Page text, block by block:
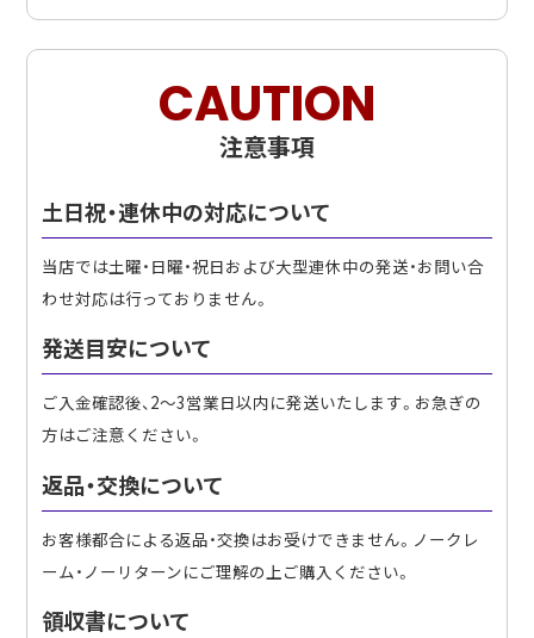
CAUTION
注意事項
土日祝・連休中の対応について
当店では土曜・日曜・祝日および大型連休中の発送・お問い合
わせ対応は行っておりません。
発送目安について
ご入金確認後、2〜3営業日以内に発送いたします。お急ぎの
方はご注意ください。
返品・交換について
お客様都合による返品・交換はお受けできません。ノークレ
ーム・ノーリターンにご理解の上ご購入ください。
領収書について